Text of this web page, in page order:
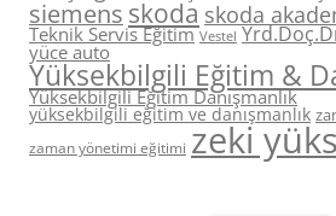
siemens skoda skoda
Teknik Servis Eğitim Vestel
yüce auto
Yüksekbilgili Eğitim &
Yüksekbilgili Eğitim Danışmanlık
yüksekbilgili eğitim ve danışmanlık
zaman yönetimi eğitimi zeki